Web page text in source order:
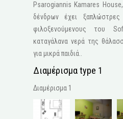
Psarogiannis Kamares
δένδρων έχει
φιλοξενούμενους του
καταγάλανα νερά της
για μικρά παιδιά..
Διαμέρισμα type 1
Διαμέρισμα 1